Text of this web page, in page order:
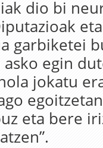
dio bi
garbiketei
egin
jokatu
eta bere